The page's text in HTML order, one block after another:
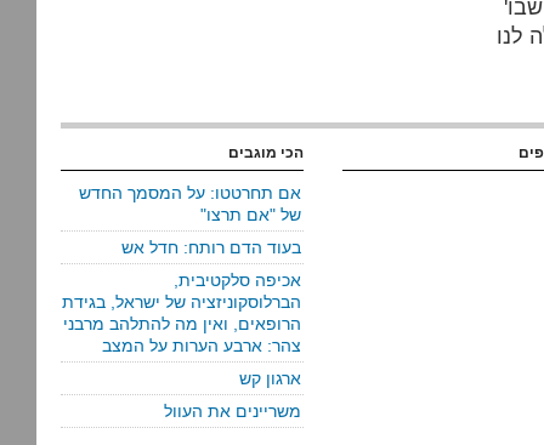
'להיפטר מהטהרנות' במקרה הזה פרושו להסכים עם המצב שבו
לנו
הכי מוגבים
אם תחרטטו: על המסמך החדש
של "אם תרצו"
בעוד הדם רותח: חדל אש
אכיפה סלקטיבית,
הברלוסקוניזציה של ישראל, בגידת
הרופאים, ואין מה להתלהב מרבני
צהר: ארבע הערות על המצב
ארגון קש
משריינים את העוול